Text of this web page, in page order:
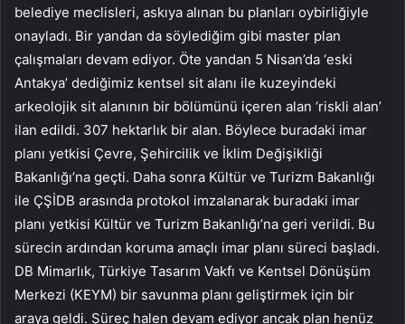
belediye meclisleri, askıya alınan bu planları oybirliğiyle
onayladı. Bir yandan da söylediğim gibi master plan
çalışmaları devam ediyor. Öte yandan 5 Nisan’da ‘eski
Antakya’ dediğimiz kentsel sit alanı ile kuzeyindeki
arkeolojik sit alanının bir bölümünü içeren alan ‘riskli alan’
ilan edildi. 307 hektarlık bir alan. Böylece buradaki imar
planı yetkisi Çevre, Şehircilik ve İklim Değişikliği
Bakanlığı’na geçti. Daha sonra Kültür ve Turizm Bakanlığı
ile ÇŞİDB arasında protokol imzalanarak buradaki imar
planı yetkisi Kültür ve Turizm Bakanlığı’na geri verildi. Bu
sürecin ardından koruma amaçlı imar planı süreci başladı.
DB Mimarlık, Türkiye Tasarım Vakfı ve Kentsel Dönüşüm
Merkezi (KEYM) bir savunma planı geliştirmek için bir
araya geldi. Süreç halen devam ediyor ancak plan henüz